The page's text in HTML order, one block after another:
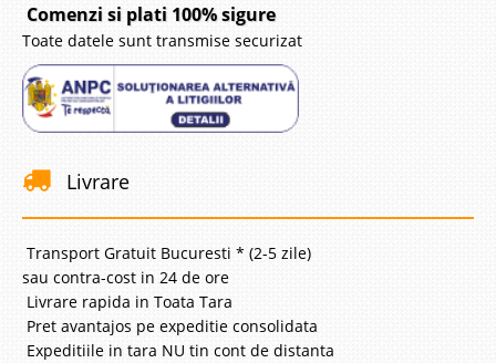
Comenzi si plati 100% sigure
Toate datele sunt transmise securizat
Livrare
Transport Gratuit Bucuresti * (2-5 zile)
sau contra-cost in 24 de ore
Livrare rapida in Toata Tara
Pret avantajos pe expeditie consolidata
Expeditiile in tara NU tin cont de distanta